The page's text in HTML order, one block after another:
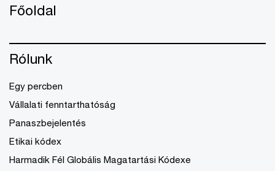
Főoldal
Rólunk
Egy percben
Vállalati fenntarthatóság
Panaszbejelentés
Etikai kódex
Harmadik Fél Globális Magatartási Kódexe